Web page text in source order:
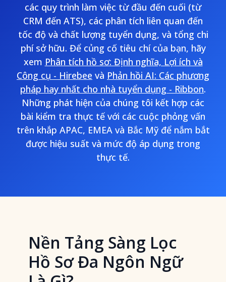
các quy trình làm việc từ đầu đến cuối (từ
CRM đến ATS), các phân tích liên quan đến
tốc độ và chất lượng tuyển dụng, và tổng chi
phí sở hữu. Để củng cố tiêu chí của bạn, hãy
xem Phân tích hồ sơ: Định nghĩa, Lợi ích và
Công cụ - Hirebee và Phản hồi AI: Các phương
pháp hay nhất cho nhà tuyển dụng - Ribbon.
Những phát hiện của chúng tôi kết hợp các
bài kiểm tra thực tế với các cuộc phỏng vấn
trên khắp APAC, EMEA và Bắc Mỹ để nắm bắt
được hiệu suất và mức độ áp dụng trong
thực tế.
Nền Tảng Sàng Lọc
Hồ Sơ Đa Ngôn Ngữ